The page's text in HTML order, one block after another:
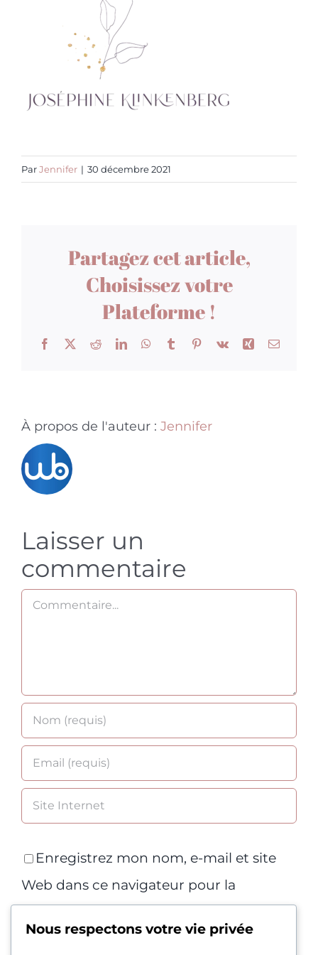
ParJennifer | 30 décembre 2021
Partagez cet article,
Choisissez votre
Plateforme !
Facebook
X RedditLinkedInWhatsApp
TumblrPinterest
Vk Xing Email
À propos de l'auteur : Jennifer
Laisser un
commentaire
Commentaire
Enregistrez mon nom, e-mail et site
Web dans ce navigateur pour la
Nous respectons votre vie privée